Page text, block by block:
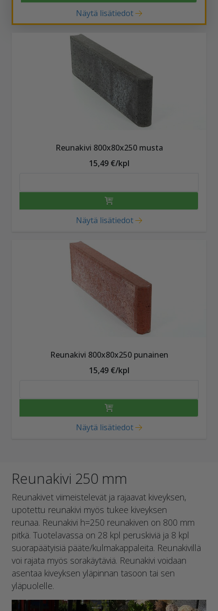
Näytä lisätiedot
Reunakivi 800x80x250 musta
15,49 €/kpl
Näytä lisätiedot
Reunakivi 800x80x250 punainen
15,49 €/kpl
Näytä lisätiedot
Reunakivi 250 mm
Reunakivet viimeistelevät ja rajaavat kiveyksen,
upotettu reunakivi myös tukee kiveyksen
reunaa. Reunakivi h=250 reunakiven on 800 mm
pitkä. Tuotelavassa on 28 kpl peruskiviä ja 8 kpl
suorapäätyisiä pääte/kulmakappaleita. Reunakivillä
voi rajata myös sorakäytäviä. Reunakivi voidaan
asentaa kiveyksen yläpinnan tasoon tai sen
yläpuolelle.